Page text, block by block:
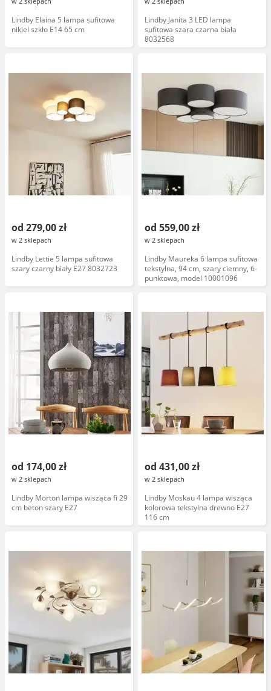
Lindby Elaina 5 lampa sufitowa
nikiel szkło E14 65 cm
Lindby Janita 3 LED lampa
sufitowa szara czarna biała
8032568
od 279,00 zł
w 2 sklepach
Lindby Lettie 5 lampa sufitowa
szary czarny biały E27 8032723
od 559,00 zł
w 2 sklepach
Lindby Maureka 6 lampa sufitowa
tekstylna, 94 cm, szary ciemny, 6-
punktowa, model 10001096
od 174,00 zł
w 2 sklepach
Lindby Morton lampa wisząca fi 29
cm beton szary E27
od 431,00 zł
w 2 sklepach
Lindby Moskau 4 lampa wisząca
kolorowa tekstylna drewno E27
116 cm